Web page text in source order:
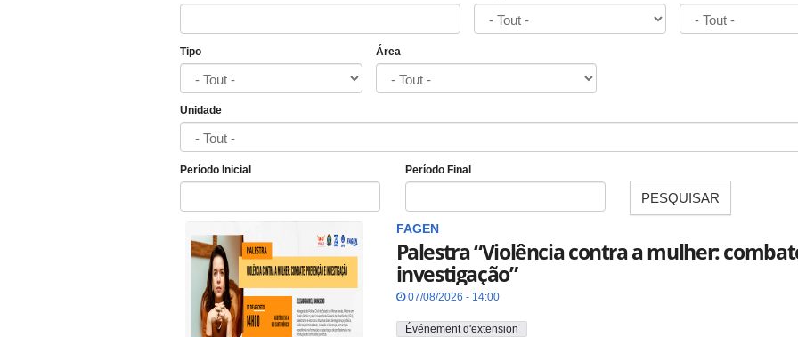
Tipo Área
Unidade
Período Inicial Período Final
PESQUISAR
FAGEN
Palestra “Violência contra a mulher:
investigação”
07/08/2026 - 14:00
Événement d'extension